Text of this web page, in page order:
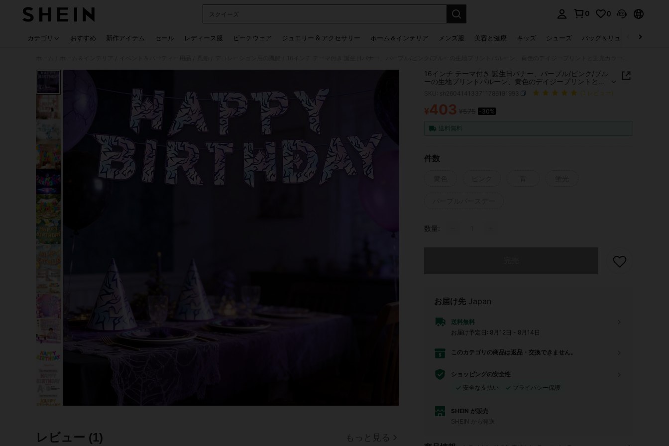
スクイーズ
0 0
カテゴリ おすすめ 新作アイテム セール レディース服 ビーチウェア ジュエリー & アクセサリー ホーム＆インテリア メンズ服 美容と健康 キッズ シューズ バッグ＆リュック
レビュー (1) もっと見る
16インチ テーマ付き 誕生日バナー、パープル/ピンク/ブル
ーの生地プリントバルーン、黄色のデイジープリントと蛍
光カラー、再利用可能なパーティーバルーン、誕生日パー
ティーの装飾に最適、装飾用バルーン、男女兼用パーティ
ーバルーン
(1 レビュー)
PRICE AND AVAILABILITY
¥403 -30%
送料無料
件数
数量:
お届け先 Japan
送料無料
お届け予定日: 8月12日 - 8月14日
このカテゴリの商品は返品・交換できません。
ショッピングの安全性
安全な支払い
プライバシー保護
SHEIN が販売
SHEIN から発送
4.89